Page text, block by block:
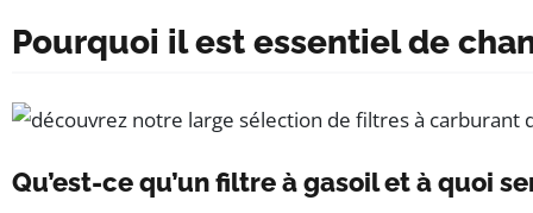
Pourquoi il est essentiel de
Qu’est-ce qu’un filtre à gasoil et à quoi